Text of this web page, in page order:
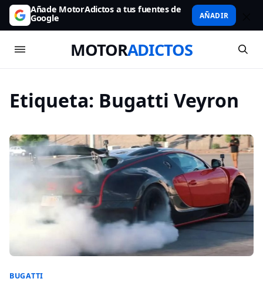
Añade MotorAdictos a tus fuentes de
Google AÑADIR
MOTORADICTOS
Etiqueta: Bugatti Veyron
BUGATTI